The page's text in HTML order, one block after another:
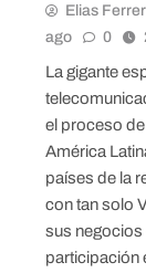
Elias Ferrer
ago
0
La gigante
el proceso
América
países de la
con tan solo
sus negocios
participación